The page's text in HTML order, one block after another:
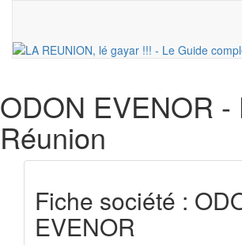
ODON EVENOR -
Réunion
Fiche société :
EVENOR